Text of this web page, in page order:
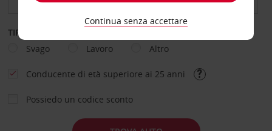
TIPOLOGIA DI NOLEGGIO
Svago
Lavoro Altro
Conducente di età superiore ai 25 anni
Possiedo un codice sconto
Continua senza accettare